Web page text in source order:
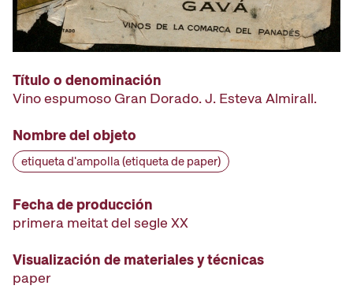
Título o denominación
Vino espumoso Gran Dorado. J. Esteva Almirall.
Nombre del objeto
etiqueta d'ampolla (etiqueta de paper)
Fecha de producción
primera meitat del segle XX
Visualización de materiales y técnicas
paper